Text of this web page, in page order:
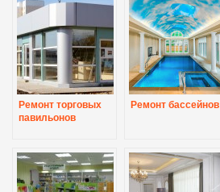
Ремонт торговых
павильонов
Ремонт бассейнов